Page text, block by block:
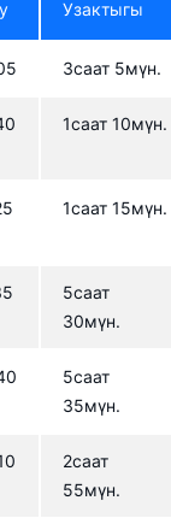
Узактыгы
3саат 5мүн.
1саат 10мүн.
1саат 15мүн.
5саат
30мүн.
5саат
35мүн.
2саат
55мүн.